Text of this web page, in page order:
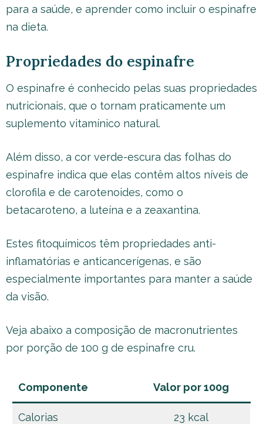
para a saúde, e aprender como incluir o espinafre
na dieta.
Propriedades do espinafre
O espinafre é conhecido pelas suas propriedades
nutricionais, que o tornam praticamente um
suplemento vitamínico natural.
Além disso, a cor verde-escura das folhas do
espinafre indica que elas contêm altos níveis de
clorofila e de carotenoides, como o
betacaroteno, a luteína e a zeaxantina.
Estes fitoquímicos têm propriedades anti-
inflamatórias e anticancerígenas, e são
especialmente importantes para manter a saúde
da visão.
Veja abaixo a composição de macronutrientes
por porção de 100 g de espinafre cru.
Componente Valor por 100g
Calorias 23 kcal